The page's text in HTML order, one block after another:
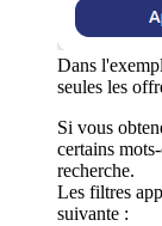
Dans
seules les
Si vous
certains
recherche.
Les filtres
suivante :